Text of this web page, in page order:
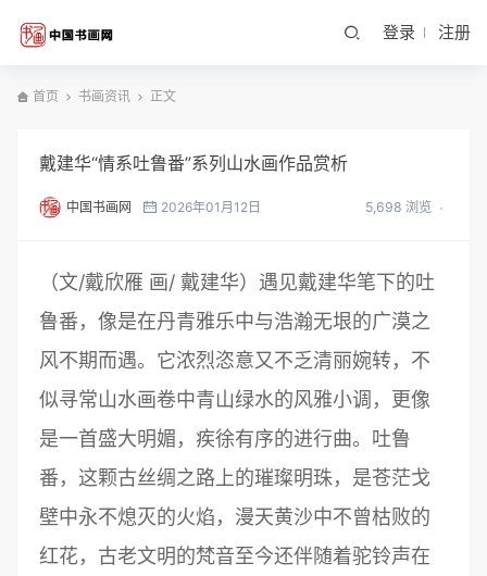
登录 注册
首页 书画资讯 正文
戴建华“情系吐鲁番”系列山水画作品赏析
中国书画网 2026年01月12日 5,698 浏览
（文/戴欣雁 画/ 戴建华）遇见戴建华笔下的吐
鲁番，像是在丹青雅乐中与浩瀚无垠的广漠之
风不期而遇。它浓烈恣意又不乏清丽婉转，不
似寻常山水画卷中青山绿水的风雅小调，更像
是一首盛大明媚，疾徐有序的进行曲。吐鲁
番，这颗古丝绸之路上的璀璨明珠，是苍茫戈
壁中永不熄灭的火焰，漫天黄沙中不曾枯败的
红花，古老文明的梵音至今还伴随着驼铃声在